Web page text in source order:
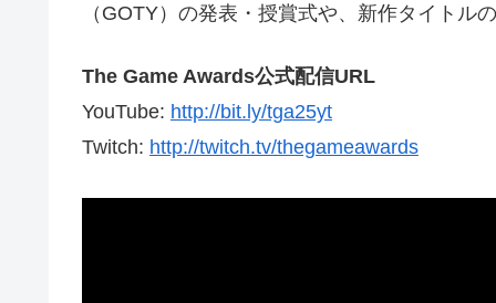
（GOTY）の発表・授賞式や、新作タイトル
The Game Awards公式配信URL
YouTube: http://bit.ly/tga25yt
Twitch: http://twitch.tv/thegameawards